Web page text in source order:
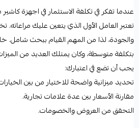
عندما تفكر في تكلفة الاستثمار فياجهزة
تعتبر العامل الأول الذي يتعين عليك مراعاته.
والجودة، لذا من المهم القيام ببحث شامل.
بتكلفة متوسطة، وكان يمتلك العديد من
يجب أن تضع في اعتبارك:
تحديد ميزانية واضحة للاختيار من بين
مقارنة الأسعار بين عدة علامات تجارية.
التحقق من العروض والخصومات.